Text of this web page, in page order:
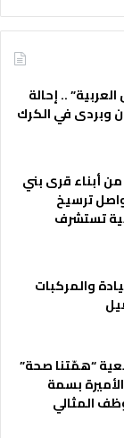
.. إحالة
وبردى في الكرك
أبناء قرى بني
ترسيخ
تستشرف
والمركبات
“همّتنا صحة”
بسمة
المثالي